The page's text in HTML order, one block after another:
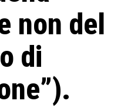
non del
di